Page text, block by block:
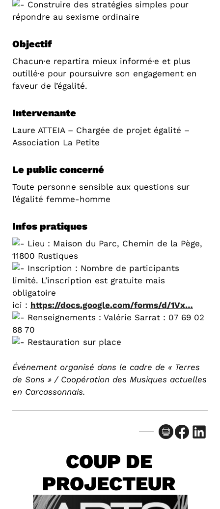
Construire des stratégies simples pour
répondre au sexisme ordinaire
Objectif
Chacun·e repartira mieux informé·e et plus
outillé·e pour poursuivre son engagement en
faveur de l’égalité.
Intervenante
Laure ATTEIA – Chargée de projet égalité –
Association La Petite
Le public concerné
Toute personne sensible aux questions sur
l’égalité femme-homme
Infos pratiques
Lieu : Maison du Parc, Chemin de la Pège,
11800 Rustiques
Inscription : Nombre de participants
limité. L’inscription est gratuite mais
obligatoire
ici : https://docs.google.com/forms/d/1Vx…
Renseignements : Valérie Sarrat : 07 69 02
88 70
Restauration sur place
Événement organisé dans le cadre de « Terres
de Sons » / Coopération des Musiques actuelles
en Carcassonnais.
Facebook LinkedIn
COUP DE
PROJECTEUR